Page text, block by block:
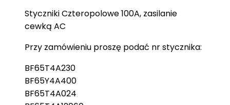
Styczniki Czteropolowe 100A, zasilanie
cewką AC
Przy zamówieniu proszę podać nr stycznika:
BF65T4A230
BF65Y4A400
BF65T4A024